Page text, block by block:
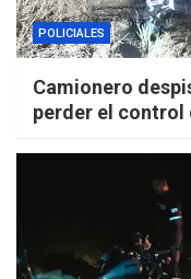
POLICIALES
Camionero
perder el control